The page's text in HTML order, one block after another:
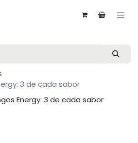
3 de cada sabor